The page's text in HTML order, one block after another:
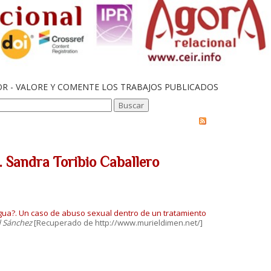
- VALORE Y COMENTE LOS TRABAJOS PUBLICADOS
Sandra Toribio Caballero
Un caso de abuso sexual dentro de un tratamiento
[Recuperado de http://www.murieldimen.net/]